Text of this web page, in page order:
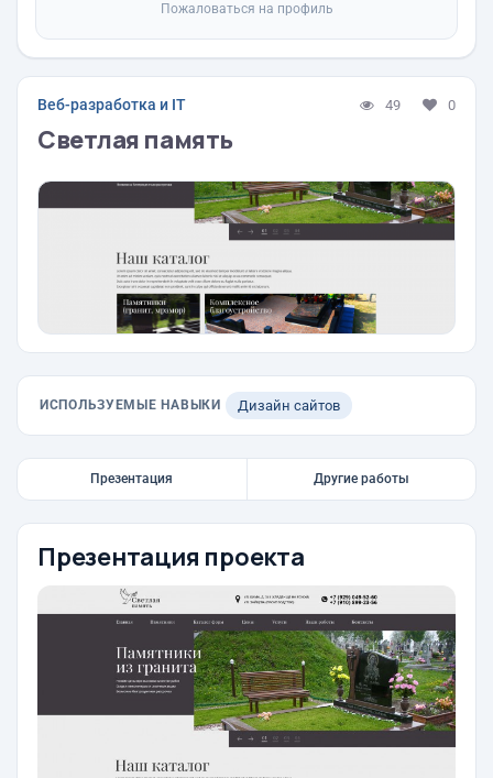
Пожаловаться на профиль
Веб-разработка и IT 49 0
Светлая память
ИСПОЛЬЗУЕМЫЕ НАВЫКИ Дизайн сайтов
Презентация Другие работы
Презентация проекта